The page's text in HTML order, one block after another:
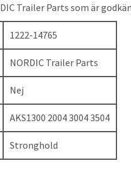
Trailer Parts som är
1222-14765
NORDIC Trailer Parts
Nej
AKS1300 2004 3004 3504
Stronghold